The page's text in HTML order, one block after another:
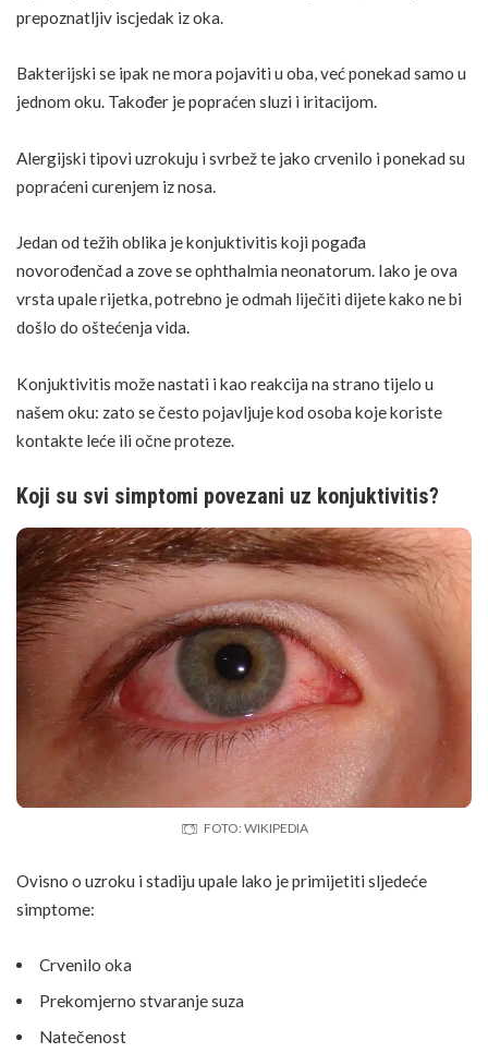
prepoznatljiv iscjedak iz oka.
Bakterijski se ipak ne mora pojaviti u oba, već ponekad samo u
jednom oku. Također je popraćen sluzi i iritacijom.
Alergijski tipovi uzrokuju i svrbež te jako crvenilo i ponekad su
popraćeni curenjem iz nosa.
Jedan od težih oblika je konjuktivitis koji pogađa
novorođenčad a zove se ophthalmia neonatorum. Iako je ova
vrsta upale rijetka, potrebno je odmah liječiti dijete kako ne bi
došlo do oštećenja vida.
Konjuktivitis može nastati i kao reakcija na strano tijelo u
našem oku: zato se često pojavljuje kod osoba koje koriste
kontakte leće ili očne proteze.
Koji su svi simptomi povezani uz konjuktivitis?
FOTO: WIKIPEDIA
Ovisno o uzroku i stadiju upale lako je primijetiti sljedeće
simptome:
Crvenilo oka
Prekomjerno stvaranje suza
Natečenost